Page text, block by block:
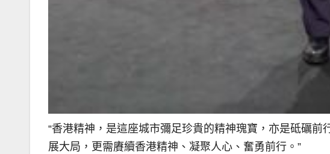
“香港精神，是這座城市彌足珍貴的精神瑰寶，亦是砥礪
展大局，更需賡續香港精神、凝聚人心、奮勇前行。”